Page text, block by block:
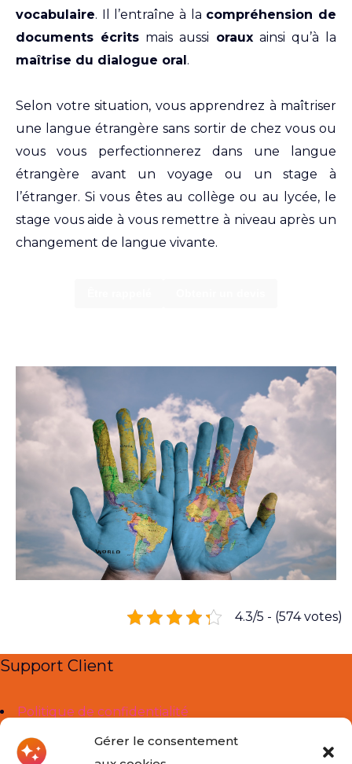
Gérer le consentement
vocabulaire. Il l’entraîne à la compréhension de
documents écrits mais aussi orauxainsi qu’à la
maîtrise du dialogue oral.
Selon votre situation, vous apprendrez à maîtriser
une langue étrangère sans sortir de chez vous ou
vous vous perfectionnerez dans une langue
étrangère avant un voyage ou un stage à
l’étranger. Si vous êtes au collège ou au lycée, le
stage vous aide à vous remettre à niveau après un
changement de langue vivante.
4.3/5 - (574 votes)
Support Client
Politique de confidentialité
Mentions légales